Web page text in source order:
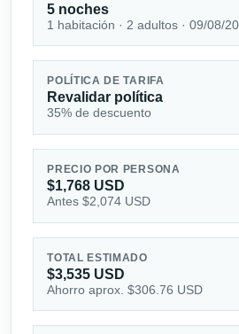
5 noches
1 habitación · 2 adultos · 09/08/
POLÍTICA DE TARIFA
Revalidar política
35% de descuento
PRECIO POR PERSONA
$1,768 USD
Antes $2,074 USD
TOTAL ESTIMADO
$3,535 USD
Ahorro aprox. $306.76 USD